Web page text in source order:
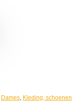
Dames, Kleding, schoenen